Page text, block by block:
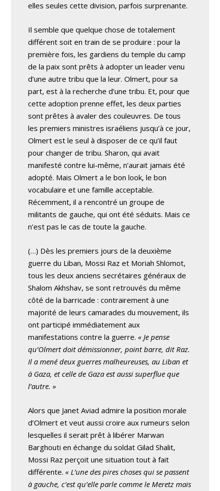
elles seules cette division, parfois surprenante.
Il semble que quelque chose de totalement
différent soit en train de se produire : pour la
première fois, les gardiens du temple du camp
de la paix sont prêts à adopter un leader venu
d’une autre tribu que la leur. Olmert, pour sa
part, est à la recherche d’une tribu. Et, pour que
cette adoption prenne effet, les deux parties
sont prêtes à avaler des couleuvres. De tous
les premiers ministres israéliens jusqu’à ce jour,
Olmert est le seul à disposer de ce qu’il faut
pour changer de tribu. Sharon, qui avait
manifesté contre lui-même, n’aurait jamais été
adopté. Mais Olmert a le bon look, le bon
vocabulaire et une famille acceptable.
Récemment, il a rencontré un groupe de
militants de gauche, qui ont été séduits. Mais ce
n’est pas le cas de toute la gauche.
(…) Dès les premiers jours de la deuxième
guerre du Liban, Mossi Raz et Moriah Shlomot,
tous les deux anciens secrétaires généraux de
Shalom Akhshav, se sont retrouvés du même
côté de la barricade : contrairement à une
majorité de leurs camarades du mouvement, ils
ont participé immédiatement aux
manifestations contre la guerre.« Je pense
qu’Olmert doit démissionner, point barre, dit Raz.
Il a mené deux guerres malheureuses, au Liban et
à Gaza, et celle de Gaza est aussi superflue que
l’autre. »
Alors que Janet Aviad admire la position morale
d’Olmert et veut aussi croire aux rumeurs selon
lesquelles il serait prêt à libérer Marwan
Barghouti en échange du soldat Gilad Shalit,
Mossi Raz perçoit une situation tout à fait
différente.« L’une des pires choses qui se passent
à gauche, c’est qu’elle parle comme le Meretz mais